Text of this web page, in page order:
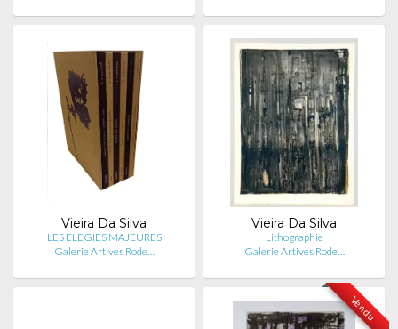
Vieira Da Silva
LES ELEGIES MAJEURES
Galerie Artives Rode…
Vieira Da Silva
Lithographie
Galerie Artives Rode…
Vendu